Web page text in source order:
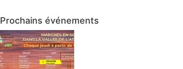
Prochains événements